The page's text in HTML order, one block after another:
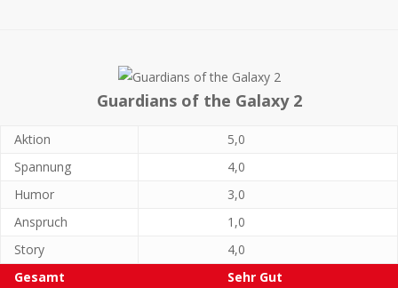
Guardians of the Galaxy 2
Aktion
5,0
Spannung
4,0
Humor
3,0
Anspruch
1,0
Story
4,0
Gesamt
Sehr Gut